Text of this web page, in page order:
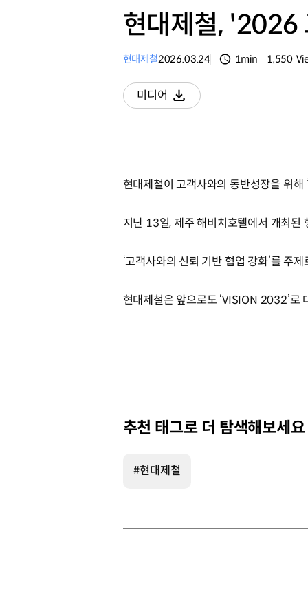
현대제철, '2026
현대제철2026.03.24 1min 1,550
미디어
다운로드
현대제철이 고객사와의 동반성장을 위
지난 13일, 제주 해비치호텔에서 개최된
‘고객사와의 신뢰 기반 협업 강화’를 주
현대제철은 앞으로도 ‘VISION 2032’로
추천 태그로 더 탐색해보세요
#현대제철